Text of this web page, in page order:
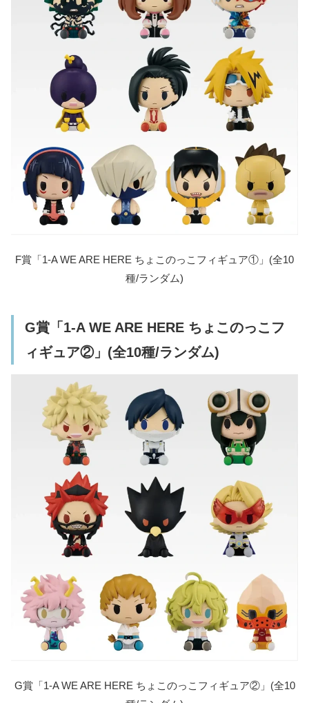
F賞「1-A WE ARE HERE ちょこのっこフィギュア①」(全10
種/ランダム)
G賞「1-A WE ARE HERE ちょこのっこフ
ィギュア②」(全10種/ランダム)
G賞「1-A WE ARE HERE ちょこのっこフィギュア②」(全10